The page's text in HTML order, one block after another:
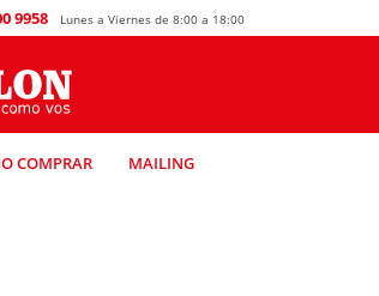
COMPRAR MAILING
9958 Lunes a Viernes de 8:00 a 18:00